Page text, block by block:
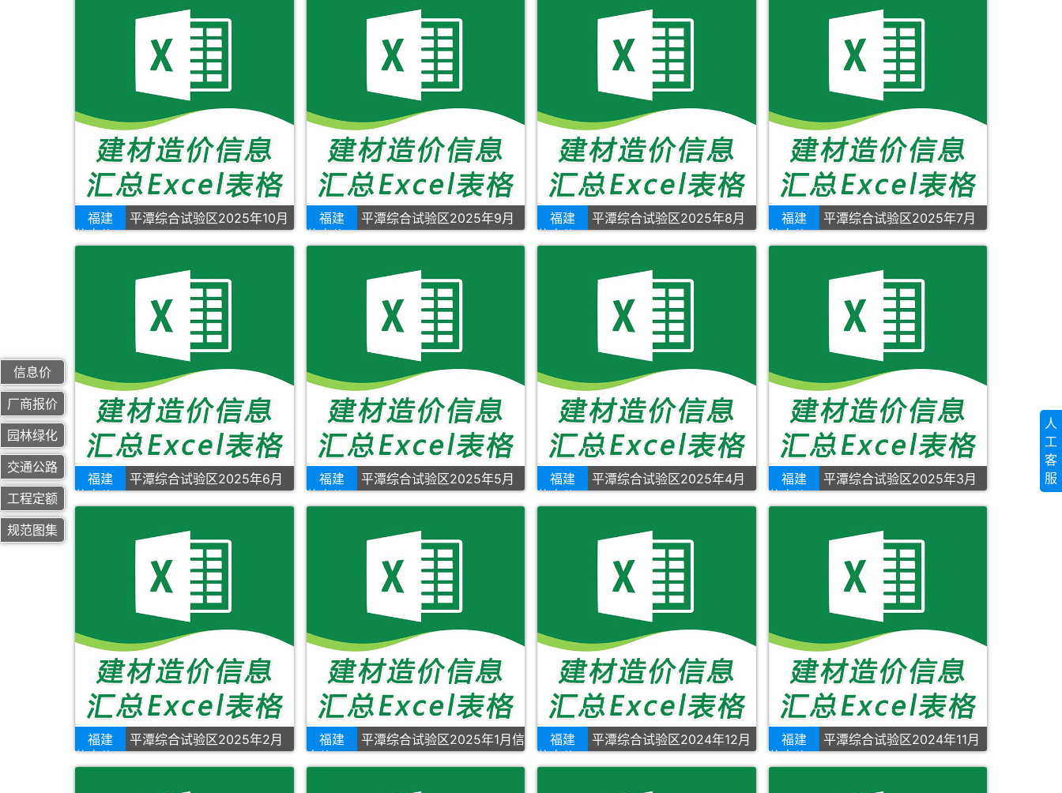
福建
平潭综合试验区2025年10月
信息价
福建
平潭综合试验区2025年9月
信息价
福建
平潭综合试验区2025年8月
信息价
福建
平潭综合试验区2025年7月
信息价
福建
平潭综合试验区2025年6月
信息价
福建
平潭综合试验区2025年5月
信息价
福建
平潭综合试验区2025年4月
信息价
福建
平潭综合试验区2025年3月
信息价
福建
平潭综合试验区2025年2月
信息价
福建
平潭综合试验区2025年1月信
息价
福建
平潭综合试验区2024年12月
信息价
福建
平潭综合试验区2024年11月
信息价
信息价
厂商报价
园林绿化
交通公路
工程定额
规范图集
人
工
客
服